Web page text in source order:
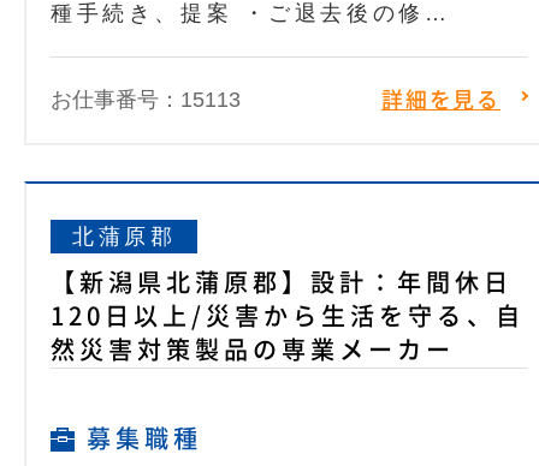
種手続き、提案 ・ご退去後の修…
お仕事番号：15113 詳細を見る
北蒲原郡
【新潟県北蒲原郡】設計：年間休日
120日以上/災害から生活を守る、自
然災害対策製品の専業メーカー
募集職種